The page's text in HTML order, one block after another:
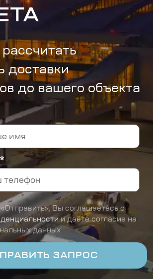
доставки
до вашего объекта
Вы соглашаетесь с
и даёте согласие на
данных